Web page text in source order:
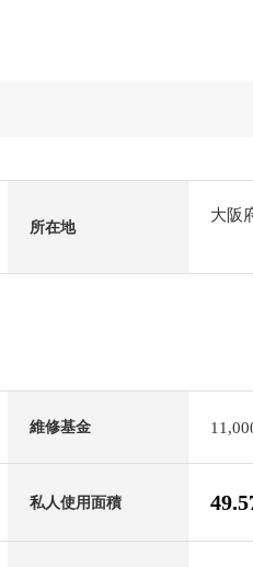
所在地
大阪
維修基金
私人使用面積